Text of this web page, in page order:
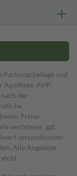
Packungsbeilage und
Apotheke. AVP:
der
Preise
ggf.
versand­kosten­
Alle Angebote